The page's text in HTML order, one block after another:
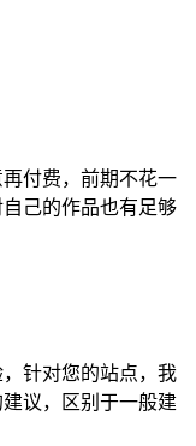
付费，前期不花一
己的作品也有足够
针对您的站点，我
议，区别于一般建